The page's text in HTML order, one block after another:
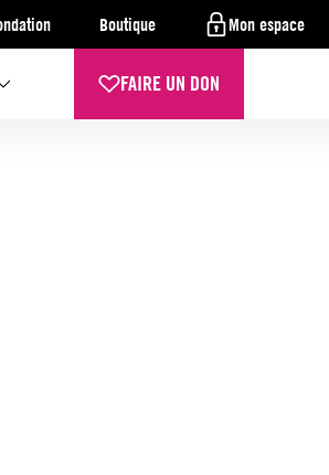
Boutique Mon espace
FAIRE UN DON